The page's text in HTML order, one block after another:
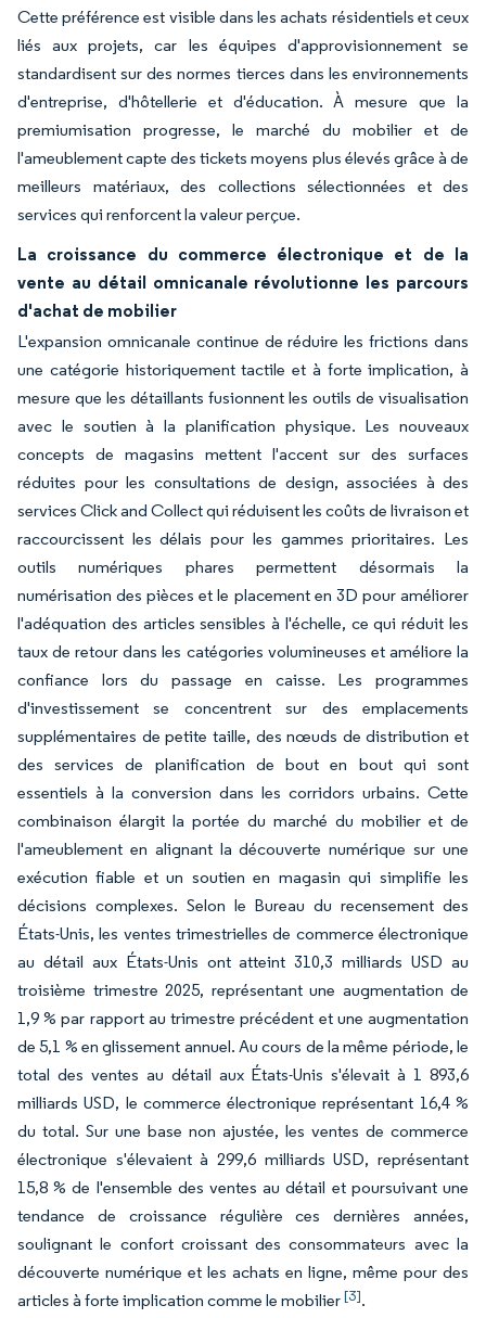
Cette préférence est visible dans les achats résidentiels et ceux
liés aux projets, car les équipes d'approvisionnement se
standardisent sur des normes tierces dans les environnements
d'entreprise, d'hôtellerie et d'éducation. À mesure que la
premiumisation progresse, le marché du mobilier et de
l'ameublement capte des tickets moyens plus élevés grâce à de
meilleurs matériaux, des collections sélectionnées et des
services qui renforcent la valeur perçue.
La croissance du commerce électronique et de la
vente au détail omnicanale révolutionne les parcours
d'achat de mobilier
L'expansion omnicanale continue de réduire les frictions dans
une catégorie historiquement tactile et à forte implication, à
mesure que les détaillants fusionnent les outils de visualisation
avec le soutien à la planification physique. Les nouveaux
concepts de magasins mettent l'accent sur des surfaces
réduites pour les consultations de design, associées à des
services Click and Collect qui réduisent les coûts de livraison et
raccourcissent les délais pour les gammes prioritaires. Les
outils numériques phares permettent désormais la
numérisation des pièces et le placement en 3D pour améliorer
l'adéquation des articles sensibles à l'échelle, ce qui réduit les
taux de retour dans les catégories volumineuses et améliore la
confiance lors du passage en caisse. Les programmes
d'investissement se concentrent sur des emplacements
supplémentaires de petite taille, des nœuds de distribution et
des services de planification de bout en bout qui sont
essentiels à la conversion dans les corridors urbains. Cette
combinaison élargit la portée du marché du mobilier et de
l'ameublement en alignant la découverte numérique sur une
exécution fiable et un soutien en magasin qui simplifie les
décisions complexes. Selon le Bureau du recensement des
États-Unis, les ventes trimestrielles de commerce électronique
au détail aux États-Unis ont atteint 310,3 milliards USD au
troisième trimestre 2025, représentant une augmentation de
1,9 % par rapport au trimestre précédent et une augmentation
de 5,1 % en glissement annuel. Au cours de la même période, le
total des ventes au détail aux États-Unis s'élevait à 1 893,6
milliards USD, le commerce électronique représentant 16,4 %
du total. Sur une base non ajustée, les ventes de commerce
électronique s'élevaient à 299,6 milliards USD, représentant
15,8 % de l'ensemble des ventes au détail et poursuivant une
tendance de croissance régulière ces dernières années,
soulignant le confort croissant des consommateurs avec la
découverte numérique et les achats en ligne, même pour des
articles à forte implication comme le mobilier[3].